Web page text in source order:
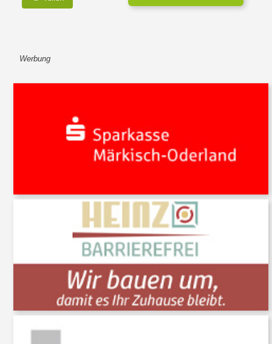
Werbung